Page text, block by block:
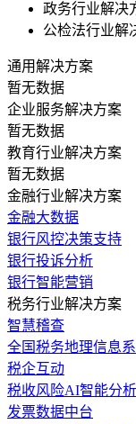
政务行业解决
公检法行业解
通用解决方案
暂无数据
企业服务解决方案
暂无数据
教育行业解决方案
暂无数据
金融行业解决方案
金融大数据
银行风控决策支持
银行投诉分析
银行智能营销
税务行业解决方案
智慧稽查
全国税务地理信息
税企互动
税收风险AI智能分
发票数据中台